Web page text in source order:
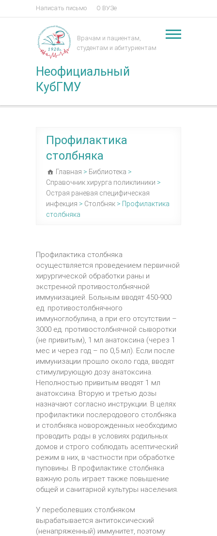
Написать письмо О ВУЗе
Неофициальный
КубГМУ
Врачам и пациентам,
студентам и абитуриентам
Профилактика
столбняка
Главная > Библиотека >
Справочник хирурга поликлиники >
Острая раневая специфическая
инфекция > Столбняк > Профилактика
столбняка
Профилактика столбняка
осуществляется проведением первичной
хирургической обработки раны и
экстренной противостолбнячной
иммунизацией. Больным вводят 450-900
ед. противостолбнячного
иммуноглобулина, а при его отсутствии –
3000 ед. противостолбнячной сыворотки
(не привитым), 1 мл анатоксина (через 1
мес и через год – по 0,5 мл). Если после
иммунизации прошло около года, вводят
стимулирующую дозу анатоксина.
Неполностью привитым вводят 1 мл
анатоксина. Вторую и третью дозы
назначают согласно инструкции. В целях
профилактики послеродового столбняка
и столбняка новорожденных необходимо
проводить роды в условиях родильных
домов и строго соблюдать асептический
режим в них, в частности при обработке
пуповины. В профилактике столбняка
важную роль играет также повышение
общей и санитарной культуры населения.
У переболевших столбняком
вырабатывается антитоксический
(ненапряженный) иммунитет, поэтому